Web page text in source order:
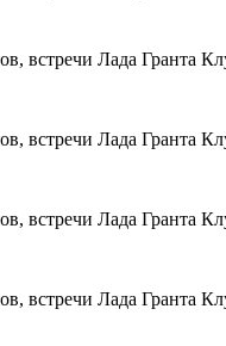
встречи Лада Гранта
встречи Лада Гранта
встречи Лада Гранта
встречи Лада Гранта